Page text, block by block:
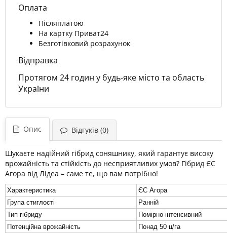
Оплата
Післяплатою
На картку Приват24
Безготівковий розрахунок
Відправка
Протягом 24 годин у будь-яке місто та область
України
Опис Відгуків (0)
Шукаєте надійний гібрид соняшнику, який гарантує високу
врожайність та стійкість до несприятливих умов? Гібрид ЄС
Агора від Лідеа – саме те, що вам потрібно!
Характеристика
ЄС Агора
Група стиглості
Ранній
Тип гібриду
Помірно-інтенсивний
Потенційна врожайність
Понад 50 ц/га